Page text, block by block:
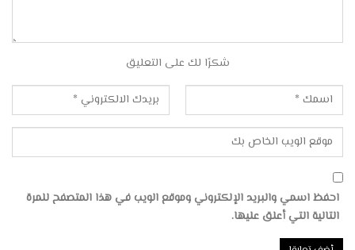
شكرًا لك على التعليق
احفظ اسمي والبريد الإلكتروني وموقع الويب في هذا المتصفح للمرة
التالية التي أعلق عليها.